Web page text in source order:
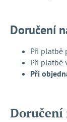
Doručení
Při platbě
Při platbě
Při
Doručení